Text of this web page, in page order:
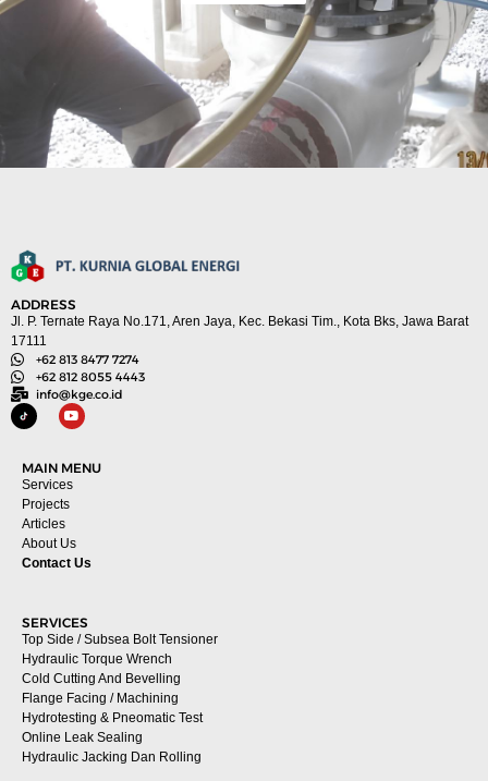
ADDRESS
Jl. P. Ternate Raya No.171, Aren Jaya, Kec. Bekasi Tim., Kota Bks, Jawa Barat
17111
+62 813 8477 7274
+62 812 8055 4443
info@kge.co.id
MAIN MENU
Services
Projects
Articles
About Us
Contact Us
SERVICES
Top Side / Subsea Bolt Tensioner
Hydraulic Torque Wrench
Cold Cutting And Bevelling
Flange Facing / Machining
Hydrotesting & Pneomatic Test
Online Leak Sealing
Hydraulic Jacking Dan Rolling